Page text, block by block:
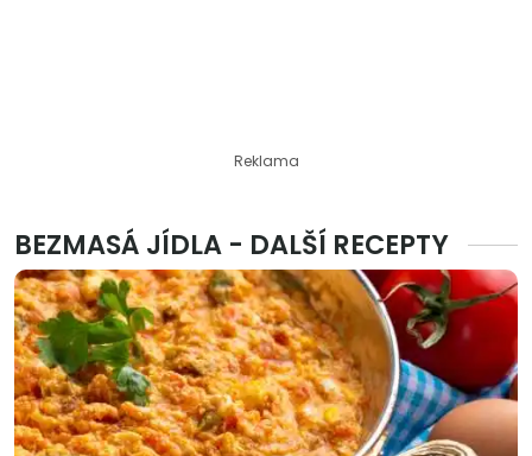
Reklama
BEZMASÁ JÍDLA - DALŠÍ RECEPTY